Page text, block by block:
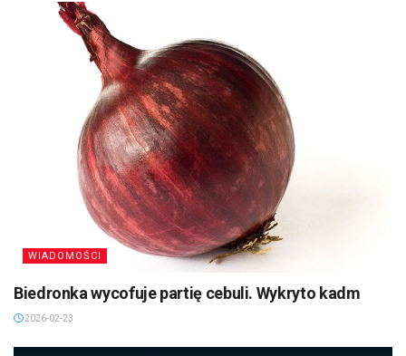
WIADOMOŚCI
Biedronka wycofuje partię cebuli. Wykryto kadm
2026-02-23